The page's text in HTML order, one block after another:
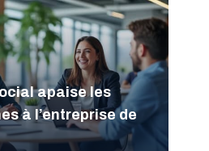
apaise les
à l’entreprise de